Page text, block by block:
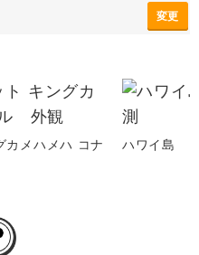
変更
カメハメハ コナ
ハワイ島